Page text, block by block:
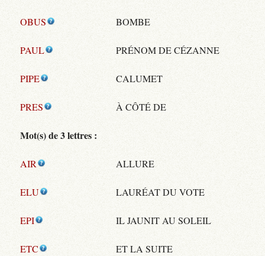
OBUS BOMBE
PAUL PRÉNOM DE CÉZANNE
PIPE CALUMET
PRES À CÔTÉ DE
Mot(s) de 3 lettres :
AIR ALLURE
ELU LAURÉAT DU VOTE
EPI IL JAUNIT AU SOLEIL
ETC ET LA SUITE